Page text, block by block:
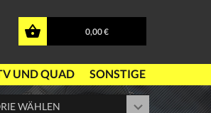
0,00 €
UND QUAD SONSTIGE